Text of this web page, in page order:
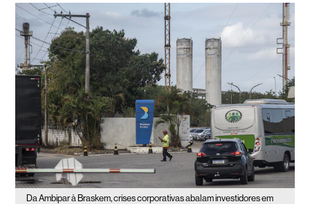
Da Ambipar à Braskem, crises corporativas abalam investidores em